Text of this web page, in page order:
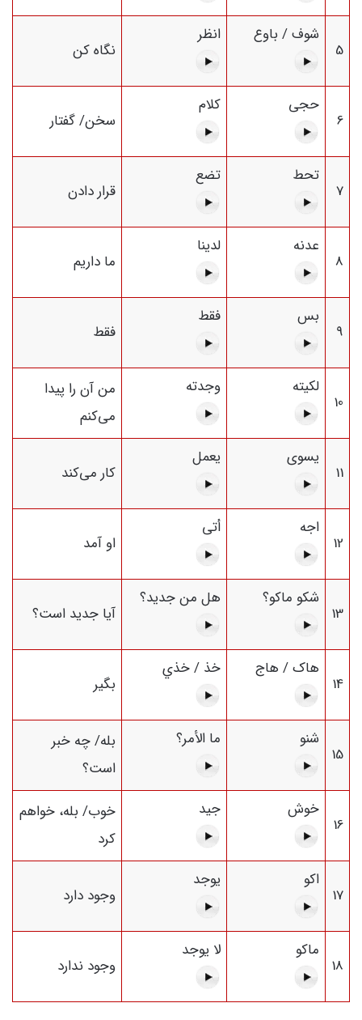
5
شوف / باوع انظر
نگاه کن
6
حجی كلام
سخن/ گفتار
7
تحط تضع
قرار دادن
8
عدنه لدينا
ما داریم
9
بس فقط
فقط
10
لکیته وجدته
من آن را پیدا
می‌کنم
11
یسوی يعمل
کار می‌کند
12
اجه أتى
او آمد
13
شكو ماكو؟ هل من جديد؟
آیا جدید است؟
14
هاک / هاج خذ / خذي
بگیر
15
شنو ما الأمر؟
بله/ چه خبر
است؟
16
خوش جيد
خوب/ بله، خواهم
کرد
17
اکو يوجد
وجود دارد
18
ماكو لا يوجد
وجود ندارد